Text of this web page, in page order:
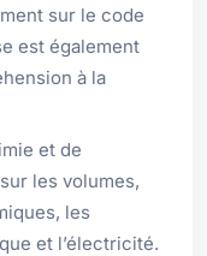
sur le code
est également
à la
et de
les volumes,
les
et l’électricité.